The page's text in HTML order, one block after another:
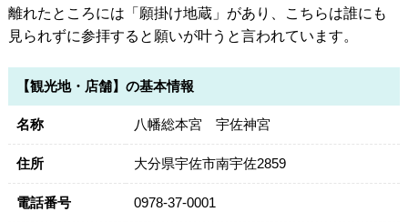
離れたところには「願掛け地蔵」があり、こちらは誰にも
見られずに参拝すると願いが叶うと言われています。
【観光地・店舗】の基本情報
名称 八幡総本宮 宇佐神宮
住所 大分県宇佐市南宇佐2859
電話番号 0978-37-0001